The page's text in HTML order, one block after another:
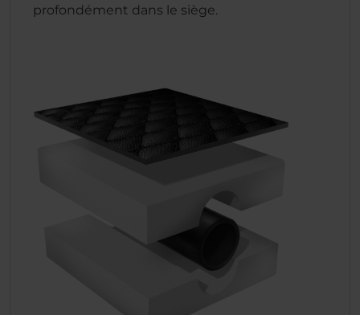
profondément dans le siège.